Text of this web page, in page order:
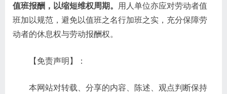
值班报酬，以缩短维权周期。
用人单位亦应对劳动者值
班加以规范，避免以值班之名行加班之实，充分保障劳
动者的休息权与劳动报酬权。
【免责声明】：
本网站对转载、分享的内容、陈述、观点判断保持